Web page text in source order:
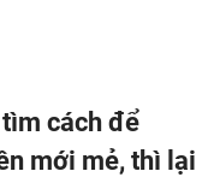
cách để
mới mẻ, thì lại